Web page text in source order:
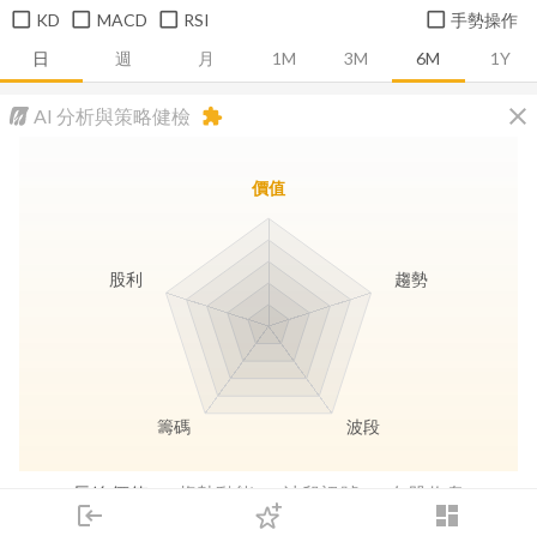
login dashboard
下單
日 週 月 1M 3M 6M 1Y
KD MACD RSI 手勢操作
AI 分析與策略健檢 close
extension
長線價值 趨勢動能 波段訊號 存股收息
價值
趨勢
波段
籌碼
股利